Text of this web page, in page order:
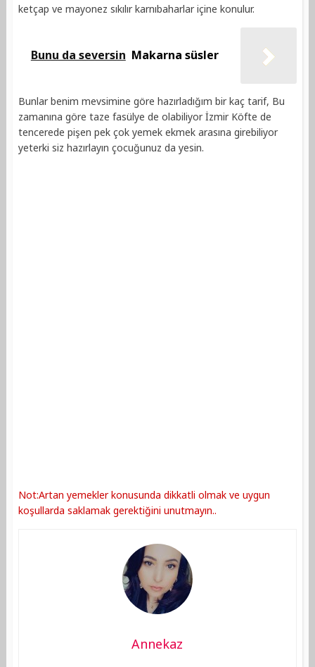
ketçap ve mayonez sıkılır karnıbaharlar içine konulur.
Bunu da seversin Makarna süsler
Bunlar benim mevsimine göre hazırladığım bir kaç tarif, Bu
zamanına göre taze fasülye de olabiliyor İzmir Köfte de
tencerede pişen pek çok yemek ekmek arasına girebiliyor
yeterki siz hazırlayın çocuğunuz da yesin.
Not:Artan yemekler konusunda dikkatli olmak ve uygun
koşullarda saklamak gerektiğini unutmayın..
Annekaz